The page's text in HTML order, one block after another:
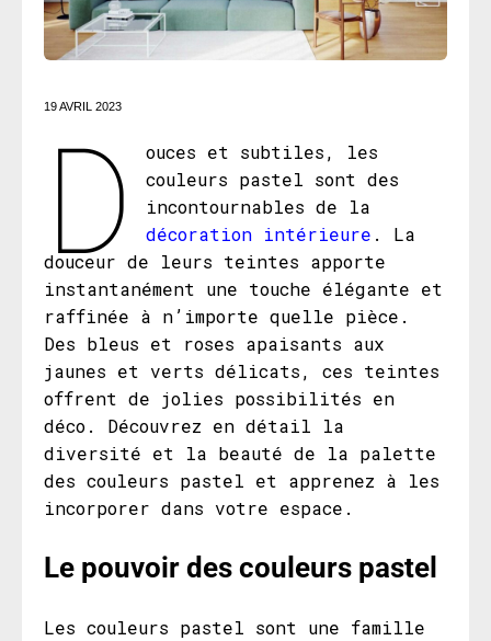
19 AVRIL 2023
D
ouces et subtiles, les
couleurs pastel sont des
incontournables de la
décoration intérieure . La
douceur de leurs teintes apporte
instantanément une touche élégante et
raffinée à n’importe quelle pièce.
Des bleus et roses apaisants aux
jaunes et verts délicats, ces teintes
offrent de jolies possibilités en
déco. Découvrez en détail la
diversité et la beauté de la palette
des couleurs pastel et apprenez à les
incorporer dans votre espace.
Le pouvoir des couleurs pastel
Les couleurs pastel sont une famille